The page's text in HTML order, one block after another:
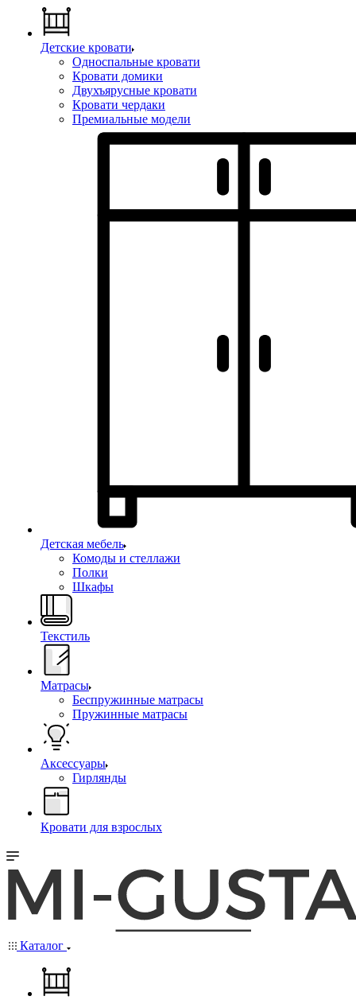
Детские кровати
Односпальные кровати
Кровати домики
Двухъярусные кровати
Кровати чердаки
Премиальные модели
Детская мебель
Комоды и стеллажи
Полки
Шкафы
Текстиль
Матрасы
Беспружинные матрасы
Пружинные матрасы
Аксессуары
Гирлянды
Кровати для взрослых
Каталог